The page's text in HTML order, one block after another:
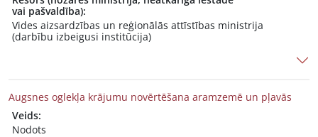
vai pašvaldība):
Vides aizsardzības un reģionālās attīstības ministrija
(darbību izbeigusi institūcija)
Augsnes oglekļa krājumu novērtēšana aramzemē un pļavās
Veids:
Nodots